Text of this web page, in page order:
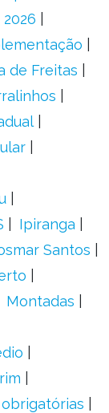
de Freitas
Ipiranga
Santos
Montadas